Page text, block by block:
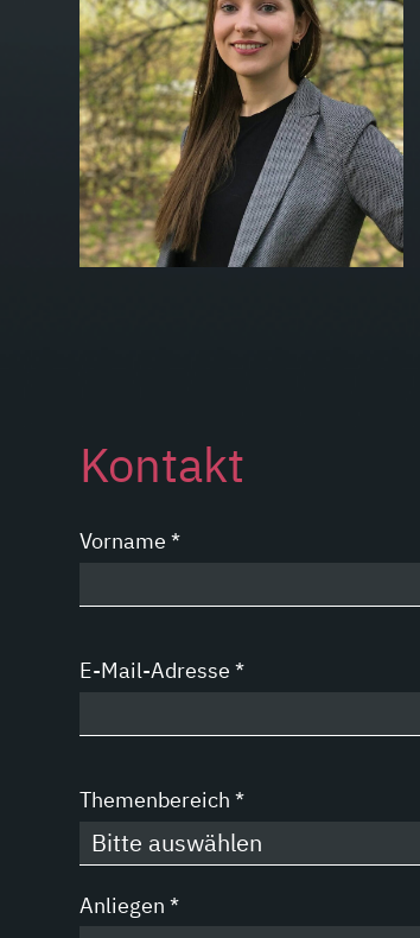
Kontakt
Vorname*
E-Mail-Adresse*
Themenbereich*
Anliegen*